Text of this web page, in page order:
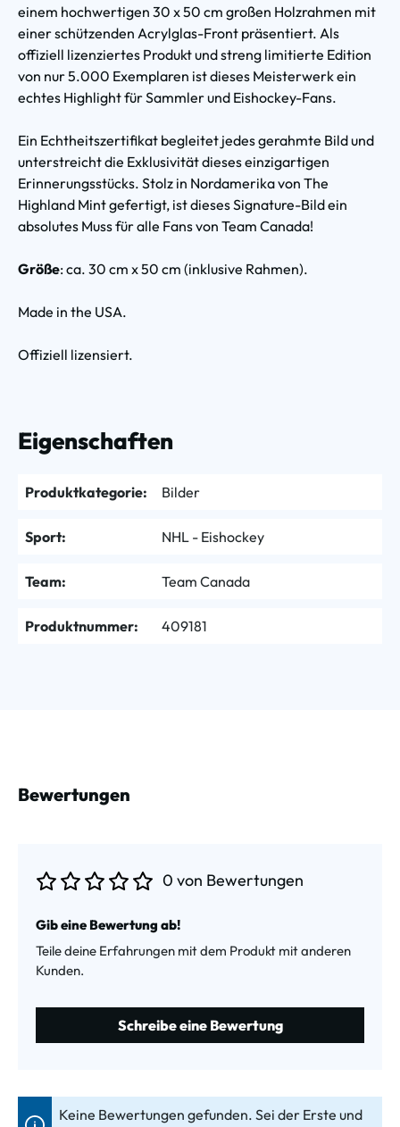
einem hochwertigen 30 x 50 cm großen Holzrahmen mit
einer schützenden Acrylglas-Front präsentiert. Als
offiziell lizenziertes Produkt und streng limitierte Edition
von nur 5.000 Exemplaren ist dieses Meisterwerk ein
echtes Highlight für Sammler und Eishockey-Fans.
Ein Echtheitszertifikat begleitet jedes gerahmte Bild und
unterstreicht die Exklusivität dieses einzigartigen
Erinnerungsstücks. Stolz in Nordamerika von The
Highland Mint gefertigt, ist dieses Signature-Bild ein
absolutes Muss für alle Fans von Team Canada!
Größe: ca. 30 cm x 50 cm (inklusive Rahmen).
Made in the USA.
Offiziell lizensiert.
Eigenschaften
Produktkategorie: Bilder
Sport: NHL - Eishockey
Team: Team Canada
Produktnummer: 409181
Bewertungen
0 von Bewertungen
Gib eine Bewertung ab!
Teile deine Erfahrungen mit dem Produkt mit anderen
Kunden.
Schreibe eine Bewertung
Keine Bewertungen gefunden. Sei der Erste und